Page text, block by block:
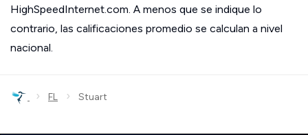
HighSpeedInternet.com. A menos que se indique lo
contrario, las calificaciones promedio se calculan a nivel
nacional.
› FL › Stuart